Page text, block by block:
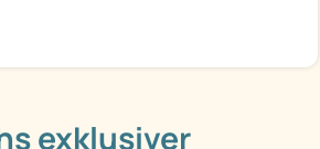
exklusiver